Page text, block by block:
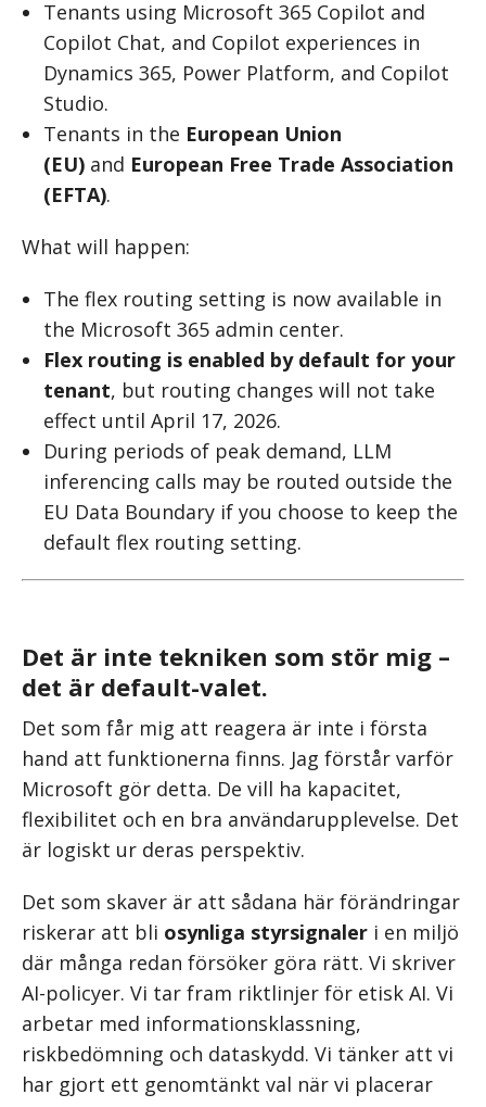
Tenants using Microsoft 365 Copilot and
Copilot Chat, and Copilot experiences in
Dynamics 365, Power Platform, and Copilot
Studio.
Tenants in the European Union
(EU) and European Free Trade Association
(EFTA).
What will happen:
The flex routing setting is now available in
the Microsoft 365 admin center.
Flex routing is enabled by default for your
tenant, but routing changes will not take
effect until April 17, 2026.
During periods of peak demand, LLM
inferencing calls may be routed outside the
EU Data Boundary if you choose to keep the
default flex routing setting.
Det är inte tekniken som stör mig –
det är default-valet.
Det som får mig att reagera är inte i första
hand att funktionerna finns. Jag förstår varför
Microsoft gör detta. De vill ha kapacitet,
flexibilitet och en bra användarupplevelse. Det
är logiskt ur deras perspektiv.
Det som skaver är att sådana här förändringar
riskerar att bli osynliga styrsignaler i en miljö
där många redan försöker göra rätt. Vi skriver
AI-policyer. Vi tar fram riktlinjer för etisk AI. Vi
arbetar med informationsklassning,
riskbedömning och dataskydd. Vi tänker att vi
har gjort ett genomtänkt val när vi placerar